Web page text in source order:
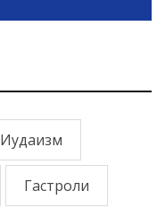
Иудаизм
Гастроли